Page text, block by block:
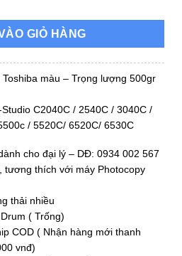
GIỎ HÀNG
Toshiba màu – Trọng lượng 500gr
Studio C2040C / 2540C / 3040C /
/ 5520C/ 6520C/ 6530C
cho đại lý – DĐ: 0934 002 567
tương thích với máy Photocopy
thải nhiều
( Trống)
COD ( Nhận hàng mới thanh
vnđ)